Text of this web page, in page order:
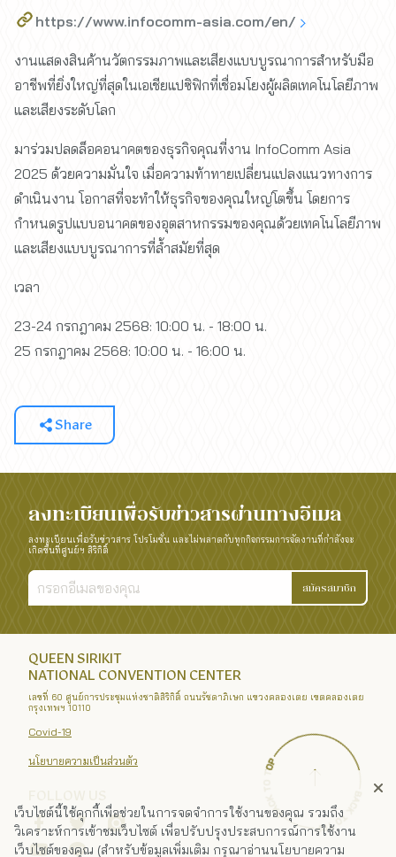
https://www.infocomm-asia.com/en/
งานแสดงสินค้านวัตกรรมภาพและเสียงแบบบูรณาการสำหรับมือ
อาชีพที่ยิ่งใหญ่ที่สุดในเอเชียแปซิฟิกที่เชื่อมโยงผู้ผลิตเทคโนโลยีภาพ
และเสียงระดับโลก
มาร่วมปลดล็อคอนาคตของธุรกิจคุณที่งาน InfoComm Asia
2025 ด้วยความมั่นใจ เมื่อความท้าทายเปลี่ยนแปลงแนวทางการ
ดำเนินงาน โอกาสที่จะทำให้ธุรกิจของคุณใหญ่โตขึ้น โดยการ
กำหนดรูปแบบอนาคตของอุตสาหกรรมของคุณด้วยเทคโนโลยีภาพ
และเสียงแบบบูรณาการที่ล้ำสมัยที่สุด
เวลา
23-24 กรกฎาคม 2568: 10:00 น. - 18:00 น.
25 กรกฎาคม 2568: 10:00 น. - 16:00 น.
Share
ลงทะเบียนเพื่อรับข่าวสารผ่านทางอีเมล
ลงทะเบียนเพื่อรับข่าวสาร โปรโมชั่น และไม่พลาดกับทุกกิจกรรมการจัดงานที่กำลังจะ
เกิดขึ้นที่ศูนย์ฯ สิริกิติ์
สมัครสมาชิก
QUEEN SIRIKIT
NATIONAL CONVENTION CENTER
เลขที่ 60 ศูนย์การประชุมแห่งชาติสิริกิติ์ ถนนรัชดาภิเษก แขวงคลองเตย เขตคลองเตย
กรุงเทพฯ 10110
Covid-19
นโยบายความเป็นส่วนตัว
เว็บไซต์นี้ใช้คุกกี้เพื่อช่วยในการจดจำการใช้งานของคุณ รวมถึง
วิเคราะห์การเข้าชมเว็บไซต์ เพื่อปรับปรุงประสบการณ์การใช้งาน
เว็บไซต์ของคุณ (สำหรับข้อมูลเพิ่มเติม กรุณาอ่านนโยบายความ